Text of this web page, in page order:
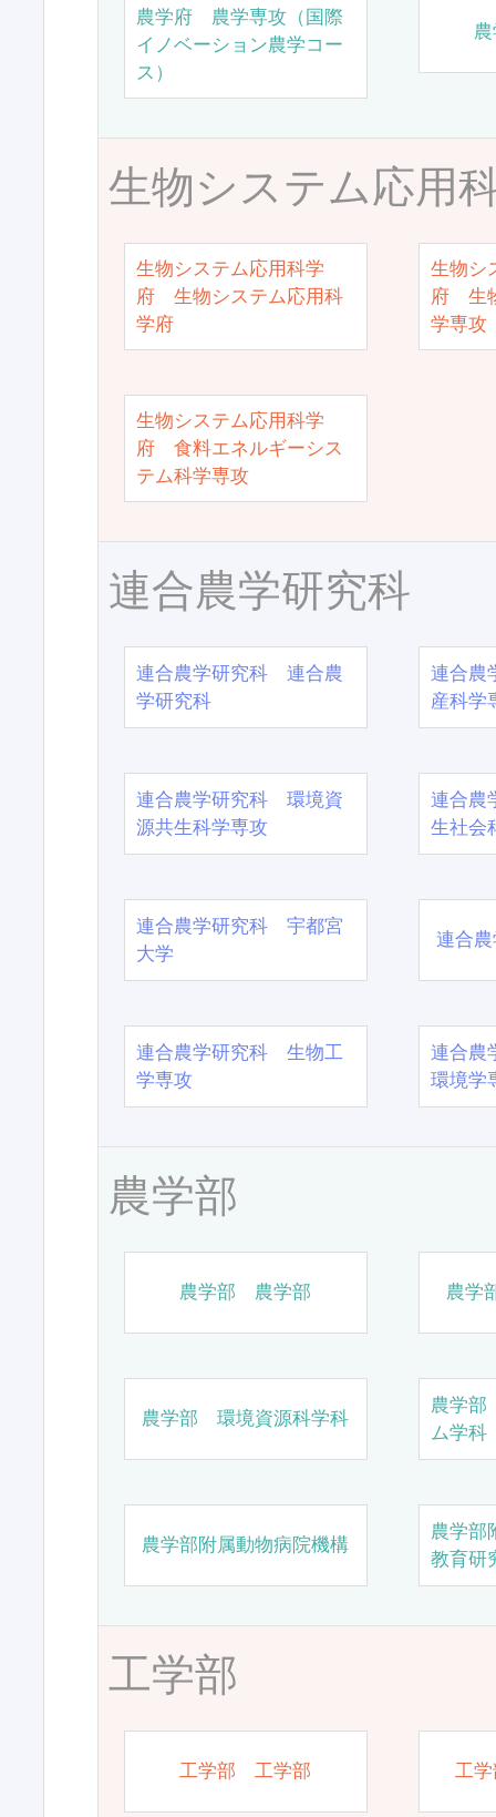
農学府 農学専攻（国際
イノベーション農学コー
ス）
生物システム応用
生物システム応用科学
府 生物システム応用科
学府
生物シ
府 生
学専攻
生物システム応用科学
府 食料エネルギーシス
テム科学専攻
連合農学研究科
連合農学研究科 連合農
学研究科
連合農
産科学
連合農学研究科 環境資
源共生科学専攻
連合農
生社会
連合農学研究科 宇都宮
大学
連合
連合農学研究科 生物工
学専攻
連合農
環境学
農学部
農学部 農学部 農学
農学部 環境資源科学科
農学
ム学科
農学部附属動物病院機構
農学部
教育研
工学部
工学部 工学部 工